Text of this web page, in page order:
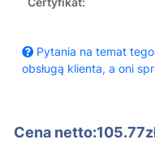
Pytania na temat
obsługą klienta, a oni
Cena